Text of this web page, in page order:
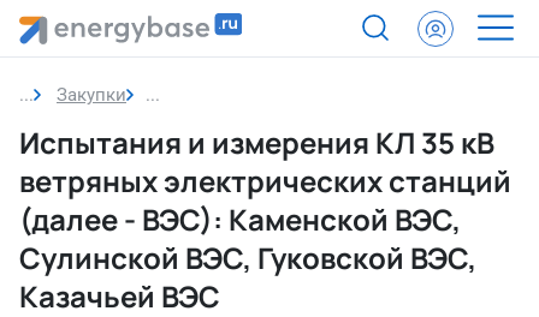
Закупки Закупка
Испытания и измерения КЛ 35 кВ
ветряных электрических станций
(далее - ВЭС): Каменской ВЭС,
Сулинской ВЭС, Гуковской ВЭС,
Казачьей ВЭС